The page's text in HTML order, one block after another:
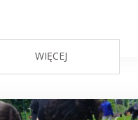
WIĘCEJ